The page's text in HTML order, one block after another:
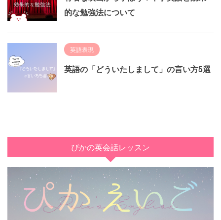
的な勉強法について
英語表現
英語の「どういたしまして」の言い方5選
ぴかの英会話レッスン